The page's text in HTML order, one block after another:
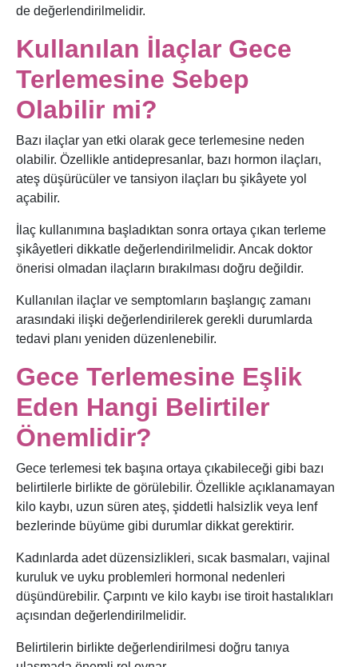
de değerlendirilmelidir.
Kullanılan İlaçlar Gece
Terlemesine Sebep
Olabilir mi?
Bazı ilaçlar yan etki olarak gece terlemesine neden
olabilir. Özellikle antidepresanlar, bazı hormon ilaçları,
ateş düşürücüler ve tansiyon ilaçları bu şikâyete yol
açabilir.
İlaç kullanımına başladıktan sonra ortaya çıkan terleme
şikâyetleri dikkatle değerlendirilmelidir. Ancak doktor
önerisi olmadan ilaçların bırakılması doğru değildir.
Kullanılan ilaçlar ve semptomların başlangıç zamanı
arasındaki ilişki değerlendirilerek gerekli durumlarda
tedavi planı yeniden düzenlenebilir.
Gece Terlemesine Eşlik
Eden Hangi Belirtiler
Önemlidir?
Gece terlemesi tek başına ortaya çıkabileceği gibi bazı
belirtilerle birlikte de görülebilir. Özellikle açıklanamayan
kilo kaybı, uzun süren ateş, şiddetli halsizlik veya lenf
bezlerinde büyüme gibi durumlar dikkat gerektirir.
Kadınlarda adet düzensizlikleri, sıcak basmaları, vajinal
kuruluk ve uyku problemleri hormonal nedenleri
düşündürebilir. Çarpıntı ve kilo kaybı ise tiroit hastalıkları
açısından değerlendirilmelidir.
Belirtilerin birlikte değerlendirilmesi doğru tanıya